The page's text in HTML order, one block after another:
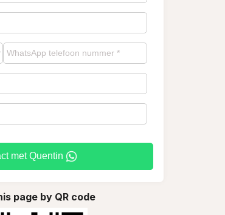
met Quentin
page by QR code